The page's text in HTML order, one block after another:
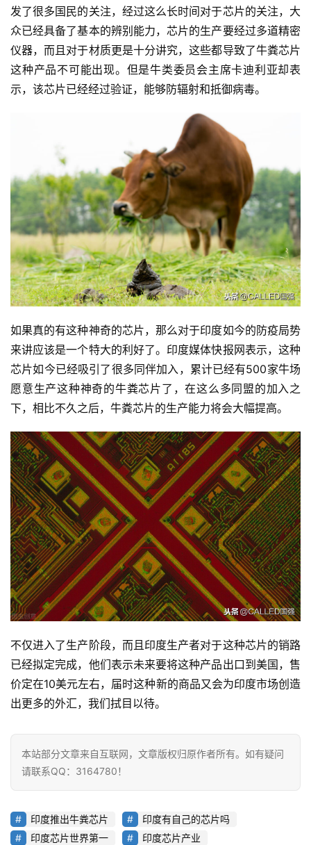
能
深
度
学
习
未
来
医
疗
智
驾
驶
智
慧
市
更
多
内
容
登录 注册
发了很多国民的关注，经过这么长时间对于芯片的关注，大
众已经具备了基本的辨别能力，芯片的生产要经过多道精密
仪器，而且对于材质更是十分讲究，这些都导致了牛粪芯片
这种产品不可能出现。但是牛类委员会主席卡迪利亚却表
示，该芯片已经经过验证，能够防辐射和抵御病毒。
如果真的有这种神奇的芯片，那么对于印度如今的防疫局势
来讲应该是一个特大的利好了。印度媒体快报网表示，这种
芯片如今已经吸引了很多同伴加入，累计已经有500家牛场
愿意生产这种神奇的牛粪芯片了，在这么多同盟的加入之
下，相比不久之后，牛粪芯片的生产能力将会大幅提高。
不仅进入了生产阶段，而且印度生产者对于这种芯片的销路
已经拟定完成，他们表示未来要将这种产品出口到美国，售
价定在10美元左右，届时这种新的商品又会为印度市场创造
出更多的外汇，我们拭目以待。
本站部分文章来自互联网，文章版权归原作者所有。如有疑问
请联系QQ：3164780！
印度推出牛粪芯片
印度有自己的芯片吗
印度芯片世界第一
印度芯片产业